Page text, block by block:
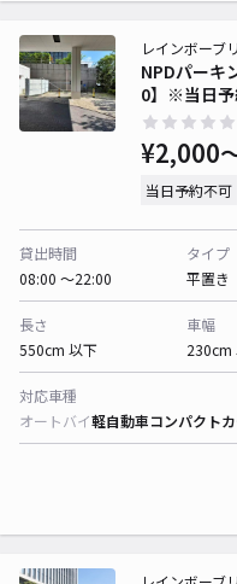
NPDパーキ
0】※当日
レインボーブ
¥2,000
当日予約不可
貸出時間
08:00 〜22:00
タイプ
平置き
長さ
550cm 以下
車幅
230cm
対応車種
オートバイ軽自動車コンパクト